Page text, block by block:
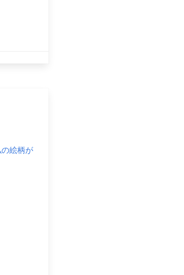
絵柄が